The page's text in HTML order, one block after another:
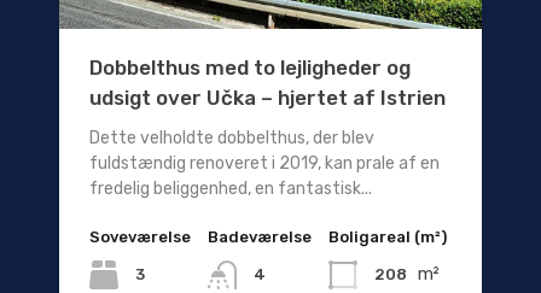
Dobbelthus med to lejligheder og
udsigt over Učka – hjertet af Istrien
Dette velholdte dobbelthus, der blev
fuldstændig renoveret i 2019, kan prale af en
fredelig beliggenhed, en fantastisk...
Soveværelse
3
Badeværelse
4
Boligareal (m²)
208 m²